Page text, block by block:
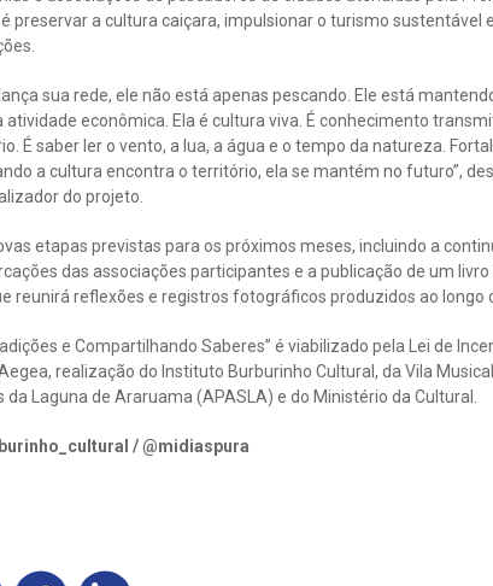
preservar a cultura caiçara, impulsionar o turismo sustentável
sua rede, ele não está apenas pescando. Ele está
econômica. Ela é cultura viva. É conhecimento
É saber ler o vento, a lua, a água e o tempo da natureza.
a cultura encontra o território, ela se mantém no futuro”,
do projeto.
etapas previstas para os próximos meses, incluindo a
das associações participantes e a publicação de um
reunirá reflexões e registros fotográficos produzidos ao longo
e Compartilhando Saberes” é viabilizado pela Lei de
realização do Instituto Burburinho Cultural, da Vila
Laguna de Araruama (APASLA) e do Ministério da Cultural.
/ @midiaspura